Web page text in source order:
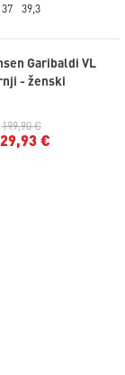
37 39,3
Garibaldi VL
- ženski
199,90 €
€